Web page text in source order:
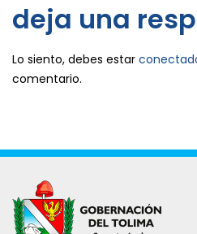
deja una
Lo siento, debes estar
comentario.